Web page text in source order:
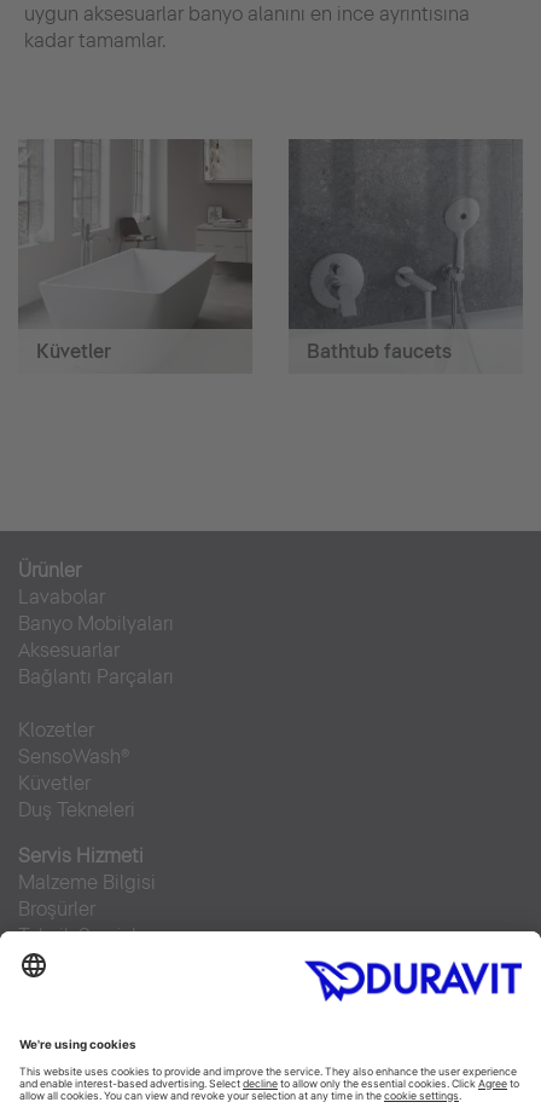
uygun aksesuarlar banyo alanını en ince ayrıntısına
kadar tamamlar.
Küvetler Bathtub faucets
Ürünler
Lavabolar
Banyo Mobilyaları
Aksesuarlar
Bağlantı Parçaları
Klozetler
SensoWash®
Küvetler
Duş Tekneleri
Servis Hizmeti
Malzeme Bilgisi
Broşürler
Teknik Servisler
Sıkça sorulan sorular
Facebook
Instagram
Pinterest
RSS-Feed